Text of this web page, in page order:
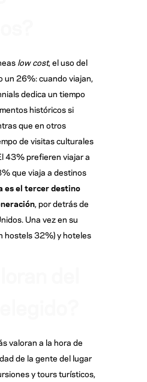
low cost, el uso del
un 26%: cuando viajan,
dedica un tiempo
históricos si
que en otros
de visitas culturales
43% prefieren viajar a
que viaja a destinos
es el tercer destino
, por detrás de
Una vez en su
hostels 32%) y hoteles
valoran a la hora de
de la gente del lugar
y tours turísticos,